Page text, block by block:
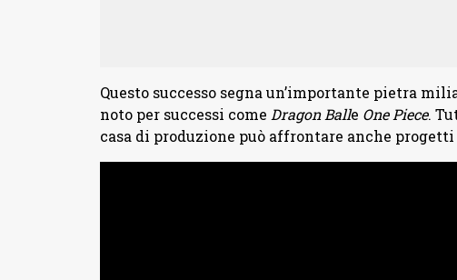
Questo successo segna un’importante pietra
noto per successi come Dragon Balle One Piece.
casa di produzione può affrontare anche